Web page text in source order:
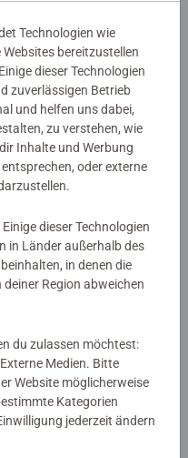
47159-1
Technologien wie
bereitzustellen
dieser Technologien
zuverlässigen Betrieb
und helfen uns dabei,
zu verstehen, wie
Inhalte und Werbung
oder externe
dieser Technologien
in Länder außerhalb des
in denen die
Region abweichen
du zulassen möchtest:
Medien. Bitte
Website möglicherweise
Kategorien
jederzeit ändern